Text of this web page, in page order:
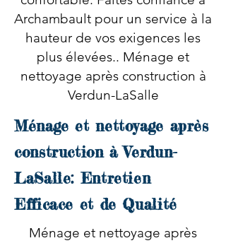
Archambault pour un service à la
hauteur de vos exigences les
plus élevées.. Ménage et
nettoyage après construction à
Verdun-LaSalle
Ménage et nettoyage après
construction à Verdun-
LaSalle: Entretien
Efficace et de Qualité
Ménage et nettoyage après